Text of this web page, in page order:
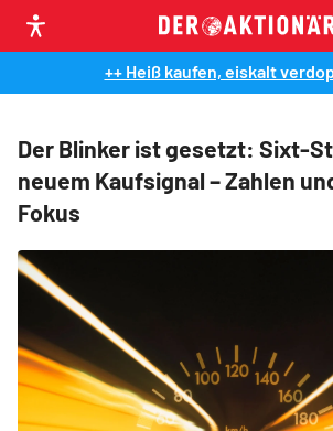
++ Heiß kaufen, eiskalt
Der Blinker ist gesetzt: Sixt-
neuem Kaufsignal – Zahlen
Fokus